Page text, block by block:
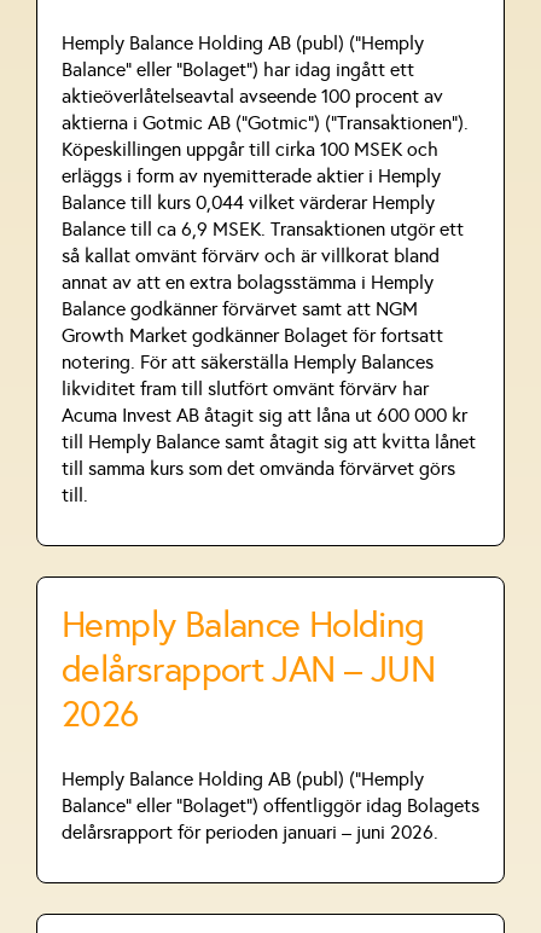
Hemply Balance Holding AB (publ) (”Hemply
Balance” eller ”Bolaget”) har idag ingått ett
aktieöverlåtelseavtal avseende 100 procent av
aktierna i Gotmic AB (”Gotmic”) (”Transaktionen”).
Köpeskillingen uppgår till cirka 100 MSEK och
erläggs i form av nyemitterade aktier i Hemply
Balance till kurs 0,044 vilket värderar Hemply
Balance till ca 6,9 MSEK. Transaktionen utgör ett
så kallat omvänt förvärv och är villkorat bland
annat av att en extra bolagsstämma i Hemply
Balance godkänner förvärvet samt att NGM
Growth Market godkänner Bolaget för fortsatt
notering. För att säkerställa Hemply Balances
likviditet fram till slutfört omvänt förvärv har
Acuma Invest AB åtagit sig att låna ut 600 000 kr
till Hemply Balance samt åtagit sig att kvitta lånet
till samma kurs som det omvända förvärvet görs
till.
Hemply Balance Holding
delårsrapport JAN – JUN
2026
Hemply Balance Holding AB (publ) (”Hemply
Balance” eller ”Bolaget”) offentliggör idag Bolagets
delårsrapport för perioden januari – juni 2026.